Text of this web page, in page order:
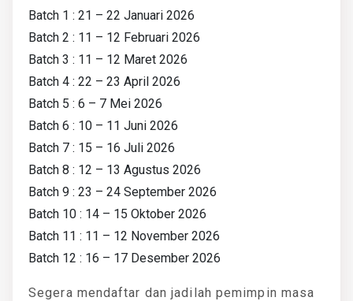
Batch 1 : 21 – 22 Januari 2026
Batch 2 : 11 – 12 Februari 2026
Batch 3 : 11 – 12 Maret 2026
Batch 4 : 22 – 23 April 2026
Batch 5 : 6 – 7 Mei 2026
Batch 6 : 10 – 11 Juni 2026
Batch 7 : 15 – 16 Juli 2026
Batch 8 : 12 – 13 Agustus 2026
Batch 9 : 23 – 24 September 2026
Batch 10 : 14 – 15 Oktober 2026
Batch 11 : 11 – 12 November 2026
Batch 12 : 16 – 17 Desember 2026
Segera mendaftar dan jadilah pemimpin masa